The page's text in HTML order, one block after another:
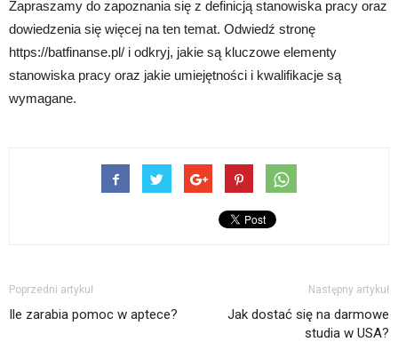
Zapraszamy do zapoznania się z definicją stanowiska pracy oraz
dowiedzenia się więcej na ten temat. Odwiedź stronę
https://batfinanse.pl/ i odkryj, jakie są kluczowe elementy
stanowiska pracy oraz jakie umiejętności i kwalifikacje są
wymagane.
Poprzedni artykuł
Ile zarabia pomoc w aptece?
Następny artykuł
Jak dostać się na darmowe
studia w USA?